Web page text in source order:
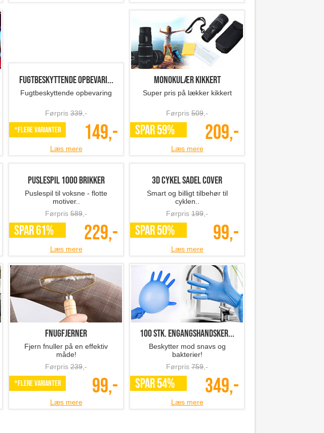
Fugtbeskyttende opbevari...
Fugtbeskyttende opbevaring
Førpris 339 ,-
*Flere varianter 149,-
Læs mere
Monokulær kikkert
Super pris på lækker kikkert
Førpris 509 ,-
SPAR 59% 209,-
Læs mere
Puslespil 1000 brikker
Puslespil til voksne - flotte
motiver..
Førpris589,-
SPAR 61% 229,-
Læs mere
3D cykel sadel cover
Smart og billigt tilbehør til
cyklen..
Førpris199
SPAR 50% 99,-
Læs mere
Fnugfjerner
Fjern fnuller på en effektiv
måde!
100 stk. engangshandsker...
Beskytter mod snavs og
bakterier!